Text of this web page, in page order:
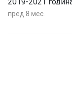
2019-2021
направиле отпис
800.000 евра –
пред 8 мес.